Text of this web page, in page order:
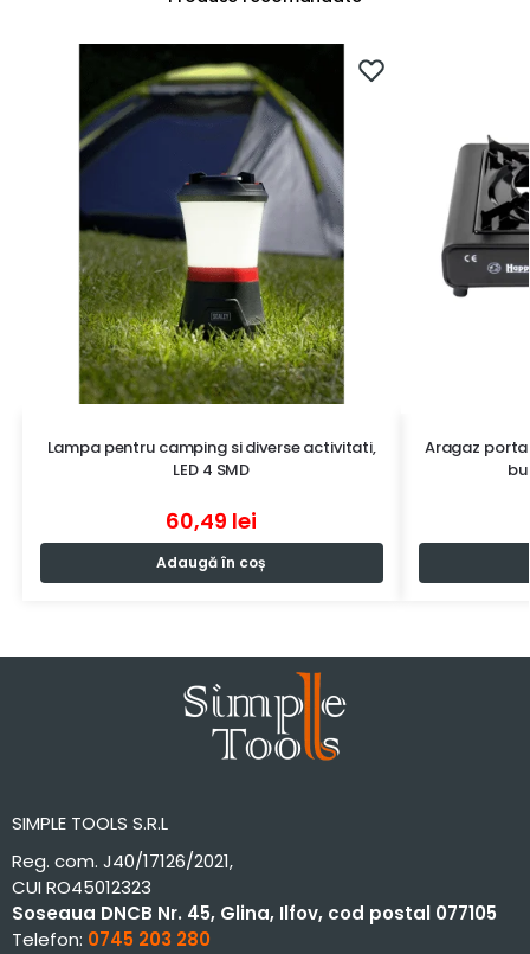
Lampa pentru camping si diverse activitati,
LED 4 SMD
60,49 lei
Adaugă în coș
Aragaz
SIMPLE TOOLS S.R.L
Reg. com. J40/17126/2021,
CUI RO45012323
Soseaua DNCB Nr. 45, Glina, Ilfov, cod postal 077105
Telefon: 0745 203 280